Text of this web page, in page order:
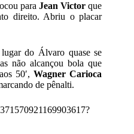
paraJean Victorque
direito. Abriu o placar
do Álvaro quase se
não alcançou bola que
50′,Wagner Carioca
de pênalti.